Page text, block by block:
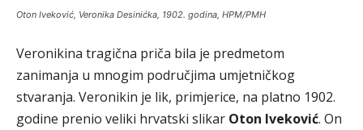
Oton Iveković, Veronika Desinićka, 1902. godina, HPM/PMH
Veronikina tragična priča bila je predmetom
zanimanja u mnogim područjima umjetničkog
stvaranja. Veronikin je lik, primjerice, na platno 1902.
godine prenio veliki hrvatski slikar Oton Iveković. On